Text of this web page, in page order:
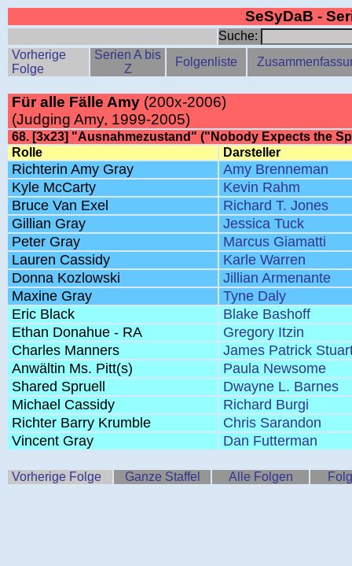
SeSyDaB -
Suche:
Vorherige
Folge
Serien A bis
Z
Folgenliste
Für alle Fälle Amy (200x-2006)
(Judging Amy, 1999-2005)
68. [3x23] "Ausnahmezustand" ("Nobody Expects the
Rolle
Darsteller
Richterin Amy Gray
Amy Brenneman
Kyle McCarty
Kevin Rahm
Bruce Van Exel
Richard T. Jones
Gillian Gray
Jessica Tuck
Peter Gray
Marcus Giamatti
Lauren Cassidy
Karle Warren
Donna Kozlowski
Jillian Armenante
Maxine Gray
Tyne Daly
Eric Black
Blake Bashoff
Ethan Donahue - RA
Gregory Itzin
Charles Manners
James Patrick
Anwältin Ms. Pitt(s)
Paula Newsome
Shared Spruell
Dwayne L. Barnes
Michael Cassidy
Richard Burgi
Richter Barry Krumble
Chris Sarandon
Vincent Gray
Dan Futterman
Vorherige Folge Ganze Staffel Alle Folgen